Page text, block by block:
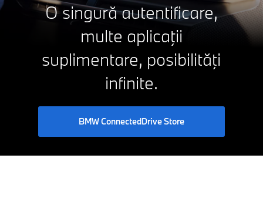
O singură autentificare,
multe aplicaţii
suplimentare, posibilităţi
infinite.
BMW ConnectedDrive Store